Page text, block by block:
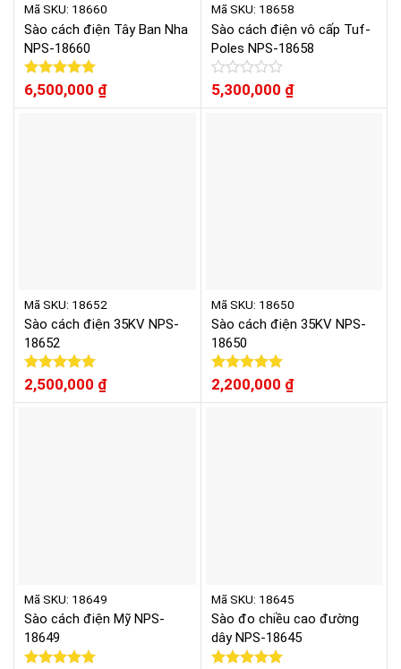
Mã SKU: 18660
Sào cách điện Tây Ban Nha
NPS-18660
Được xếp
hạng
5.00
6,500,000 ₫
Mã SKU: 18658
Sào cách điện vô cấp Tuf-
Poles NPS-18658
Được
xếp
5,300,000 ₫
Mã SKU: 18652
Sào cách điện 35KV NPS-
18652
Được xếp
hạng
5.00
2,500,000 ₫
Mã SKU: 18650
Sào cách điện 35KV NPS-
18650
Được xếp
hạng
5.00
2,200,000 ₫
Mã SKU: 18649
Sào cách điện Mỹ NPS-
18649
Mã SKU: 18645
Sào đo chiều cao đường
dây NPS-18645